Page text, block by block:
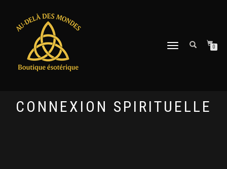
DÉPLIER
0
CONNEXION SPIRITUELLE